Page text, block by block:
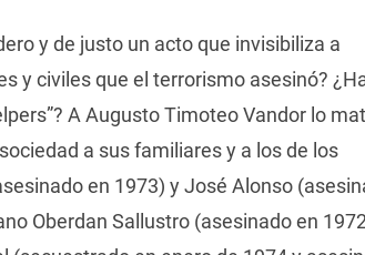
y de justo un acto que invisibiliza a
y civiles que el terrorismo asesinó?
A Augusto Timoteo Vandor lo
a sus familiares y a los de los
en 1973) y José Alonso
Oberdan Sallustro (asesinado en